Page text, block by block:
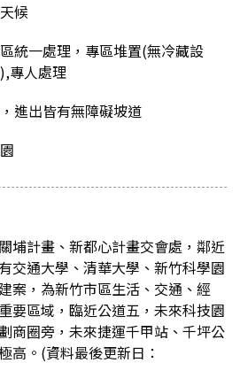
候
統一處理，專區堆置(無冷藏設
專人處理
進出皆有無障礙坡道
埔計畫、新都心計畫交會處，鄰近
交通大學、清華大學、新竹科學園
案，為新竹市區生活、交通、經
要區域，臨近公道五，未來科技園
商圈旁，未來捷運千甲站、千坪公
高。(資料最後更新日：